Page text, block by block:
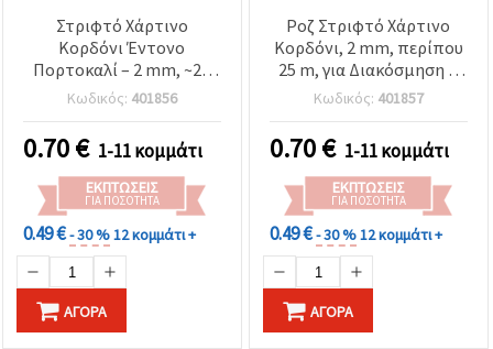
Στριφτό Χάρτινο
Κορδόνι Έντονο
Πορτοκαλί – 2 mm, ~25
m, Ιδανικό για DIY
Χειροτεχνίες &
Περιτύλιγμα Δώρων
Κωδικός: 401856
0.70€ 1-11 κομμάτι
ΕΚΠΤΏΣΕΙΣ
ΓΙΑ ΠΟΣΌΤΗΤΑ
0.49 €- 30 %12 κομμάτι +
ΑΓΟΡΆ
Ροζ Στριφτό Χάρτινο
Κορδόνι, 2 mm, περίπου
25 m, για Διακόσμηση &
Χειροτεχνίες
Κωδικός: 401857
0.70€ 1-11 κομμάτι
ΕΚΠΤΏΣΕΙΣ
ΓΙΑ ΠΟΣΌΤΗΤΑ
0.49 €- 30 %12 κομμάτι +
ΑΓΟΡΆ